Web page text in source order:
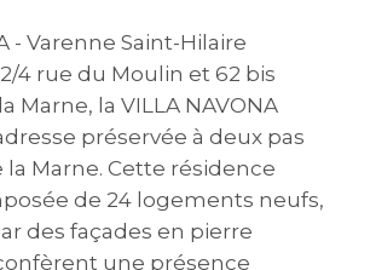
- Varenne Saint-Hilaire
4 rue du Moulin et 62 bis
Marne, la VILLA NAVONA
préservée à deux pas
Marne. Cette résidence
de 24 logements neufs,
des façades en pierre
une présence